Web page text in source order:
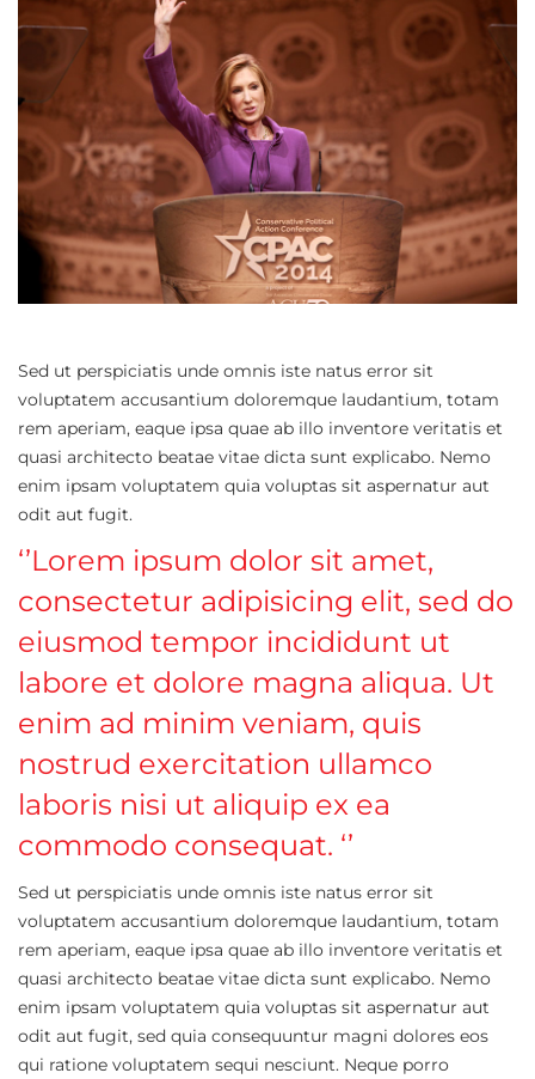
Sed ut perspiciatis unde omnis iste natus error sit
voluptatem accusantium doloremque laudantium, totam
rem aperiam, eaque ipsa quae ab illo inventore veritatis et
quasi architecto beatae vitae dicta sunt explicabo. Nemo
enim ipsam voluptatem quia voluptas sit aspernatur aut
odit aut fugit.
‘’Lorem ipsum dolor sit amet,
consectetur adipisicing elit, sed do
eiusmod tempor incididunt ut
labore et dolore magna aliqua. Ut
enim ad minim veniam, quis
nostrud exercitation ullamco
laboris nisi ut aliquip ex ea
commodo consequat. ‘’
Sed ut perspiciatis unde omnis iste natus error sit
voluptatem accusantium doloremque laudantium, totam
rem aperiam, eaque ipsa quae ab illo inventore veritatis et
quasi architecto beatae vitae dicta sunt explicabo. Nemo
enim ipsam voluptatem quia voluptas sit aspernatur aut
odit aut fugit, sed quia consequuntur magni dolores eos
qui ratione voluptatem sequi nesciunt. Neque porro